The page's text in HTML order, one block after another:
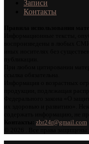
Записи
Контакты
zbr24r@gmail.com